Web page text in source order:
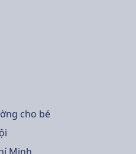
cho bé